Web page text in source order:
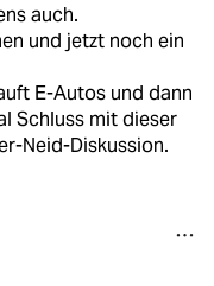
auch.
und jetzt noch ein
E-Autos und dann
Schluss mit dieser
Neid-Diskussion.